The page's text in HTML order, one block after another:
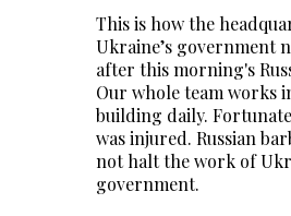
This is how the
Ukraine’s government
after this morning's
Our whole team works
building daily.
was injured. Russian
not halt the work of
government.